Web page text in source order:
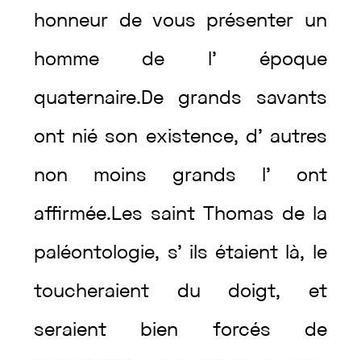
honneur devous présenter un
homme de l’ époque
quaternaire.De grands savants
ont nié son existence, d’ autres
non moins grands l’ ont
affirmée.Les saint Thomas de la
paléontologie, s’ ils étaient là, le
toucheraient du doigt, et
seraient bien forcés de